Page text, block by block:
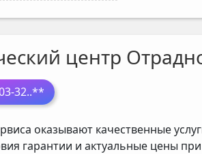
центр
32..**
оказывают качественные
гарантии и актуальные цены